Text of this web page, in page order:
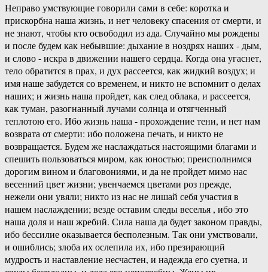
Неправо умствующие говорили сами в себе: коротка и
прискорбна наша жизнь, и нет человеку спасения от смерти, и
не знают, чтобы кто освободил из ада. Случайно мы рождены
и после будем как небывшие: дыхание в ноздрях наших - дым,
и слово - искра в движении нашего сердца. Когда она угаснет,
тело обратится в прах, и дух рассеется, как жидкий воздух; и
имя наше забудется со временем, и никто не вспомнит о делах
наших; и жизнь наша пройдет, как след облака, и рассеется,
как туман, разогнанный лучами солнца и отягченный
теплотою его. Ибо жизнь наша - прохождение тени, и нет нам
возврата от смерти: ибо положена печать, и никто не
возвращается. Будем же наслаждаться настоящими благами и
спешить пользоваться миром, как юностью; преисполнимся
дорогим вином и благовониями, и да не пройдет мимо нас
весенний цвет жизни; увенчаемся цветами роз прежде,
нежели они увяли; никто из нас не лишай себя участия в
нашем наслаждении; везде оставим следы веселья , ибо это
наша доля и наш жребий. Сила наша да будет законом правды,
ибо бессилие оказывается бесполезным. Так они умствовали,
и ошиблись; злоба их ослепила их, ибо презирающий
мудрость и наставление несчастен, и надежда его суетна, и